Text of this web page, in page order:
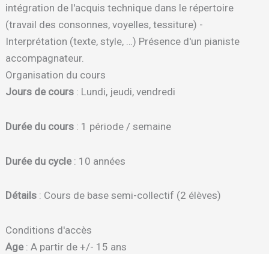
intégration de l'acquis technique dans le répertoire
(travail des consonnes, voyelles, tessiture) -
Interprétation (texte, style, …) Présence d'un pianiste
accompagnateur.
Organisation du cours
Jours de cours : Lundi, jeudi, vendredi
Durée du cours : 1 période / semaine
Durée du cycle: 10 années
Détails : Cours de base semi-collectif (2 élèves)
Conditions d'accès
Age: A partir de +/- 15 ans